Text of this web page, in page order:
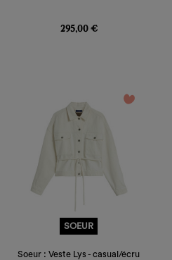
295,00 €
favorite_border
SOEUR
Soeur : Veste Lys - casual/écru